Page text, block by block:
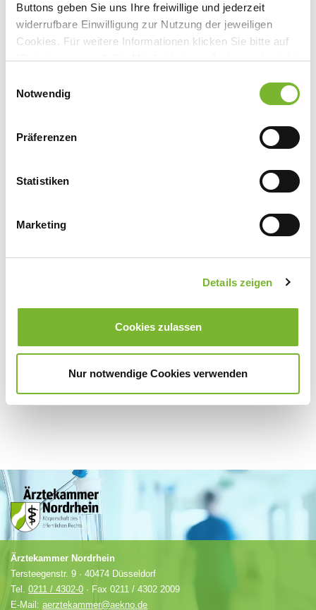
Buttons geben Sie uns Ihre freiwillige und jederzeit
widerrufbare Einwilligung zur Nutzung der jeweiligen
Cookies. Für weitere Informationen klicken Sie bitte auf
"Details anzeigen". Die Möglichkeit zur Änderung besteht
Datenschutzerklärung
Notwendig
Präferenzen
Statistiken
Marketing
Details zeigen
Cookies zulassen
Nur notwendige Cookies verwenden
Anbieter:
Amboss Novaheal GmbH
Ansprechpartner:
Frau Herrmann
Tel:
030 5770221-0
Mail:support@novaheal.de
Für weitere Informationen wenden Sie sich bitte direkt an den jeweiligen
Ärztekammer Nordrhein
Tersteegenstr. 9 · 40474 Düsseldorf
Tel. 0211 / 4302-0 · Fax 0211 / 4302 2009
E-Mail: aerztekammer@aekno.de